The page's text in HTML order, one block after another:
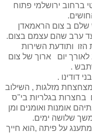
ברחוב ירושלמי פתוח
שלם ב צום הראמאדן
עד ערב שהם עצמם בצום.
ותודעת השירות
יום ארוך של צום
.
דודינו .
מזלגות , השילוב
בגלריות בי"ס
אומנות ואומנים ומן
שלושה ימים.
על פיתה ,הוא חייך